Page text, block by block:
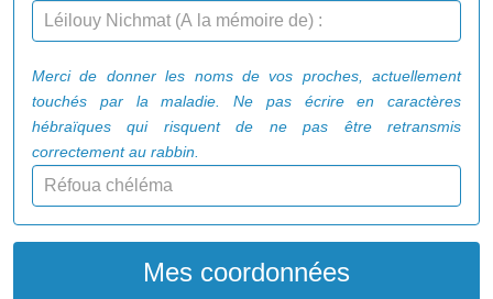
Merci de donner les noms de vos proches, actuellement
touchés par la maladie. Ne pas écrire en caractères
hébraïques qui risquent de ne pas être retransmis
correctement au rabbin.
Mes coordonnées